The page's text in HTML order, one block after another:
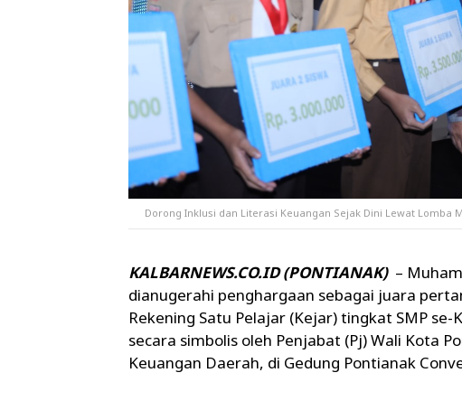
Dorong Inklusi dan Literasi Keuangan Sejak Dini Lewat Lomba
KALBARNEWS.CO.ID (PONTIANAK) –
dianugerahi penghargaan sebagai juara
Rekening Satu Pelajar (Kejar) tingkat SMP
secara simbolis oleh Penjabat (Pj) Wali Kota
Keuangan Daerah, di Gedung Pontianak